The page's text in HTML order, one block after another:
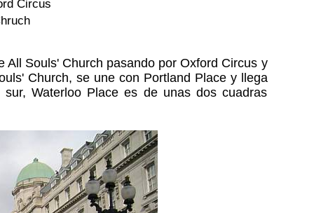
Circus
Souls' Church pasando por Oxford Circus y
Church, se une con Portland Place y llega
Waterloo Place es de unas dos cuadras